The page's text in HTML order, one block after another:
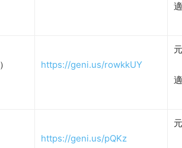
https://geni.us/rowkkUY
https://geni.us/pQKz